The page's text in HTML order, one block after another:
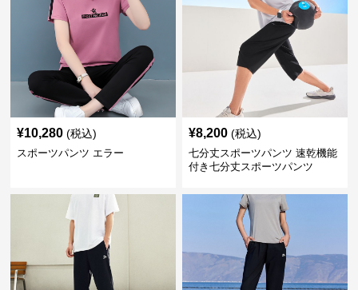
¥10,280 (税込)
スポーツパンツ エラー
¥8,200 (税込)
七分丈スポーツパンツ 速乾機能
付き七分丈スポーツパンツ